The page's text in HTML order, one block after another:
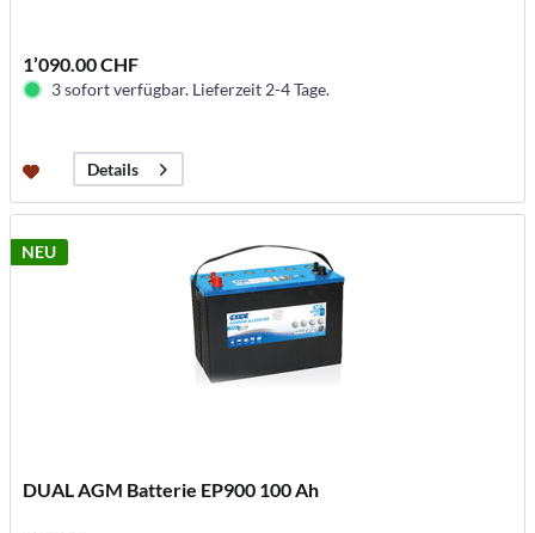
1’090.00 CHF
3 sofort verfügbar. Lieferzeit 2-4 Tage.
Details
NEU
DUAL AGM Batterie EP900 100 Ah